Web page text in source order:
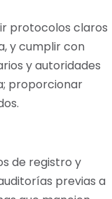
protocolos claros
y cumplir con
y autoridades
proporcionar
de registro y
previas a